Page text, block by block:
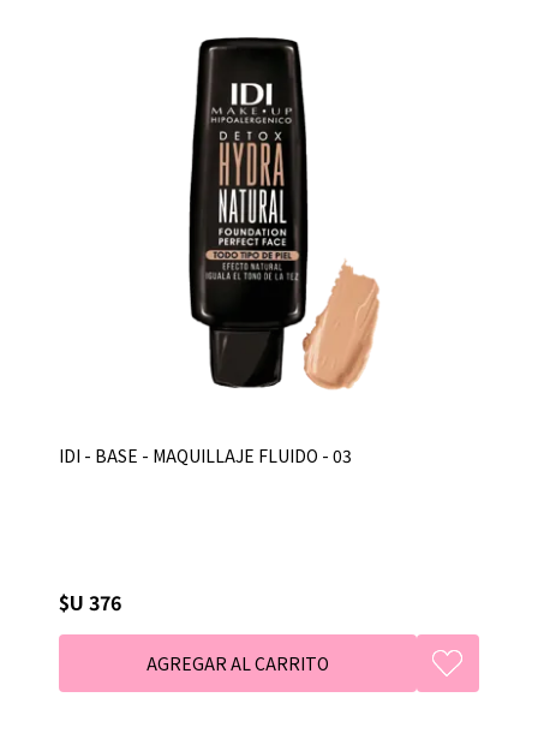
IDI - BASE - MAQUILLAJE FLUIDO - 03
$U 376